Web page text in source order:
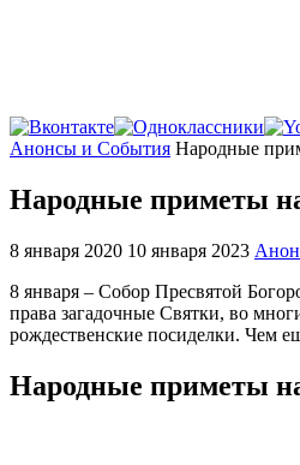
Главная
Анонсы и События Народные
Народные приметы
8 января 2020 10 января 2023
8 января – Собор Пресвятой
права загадочные Святки, во
рождественские посиделки. Чем
Народные приметы